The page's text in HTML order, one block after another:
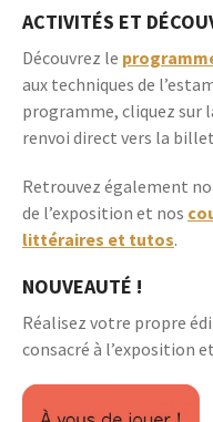
ACTIVITÉS ET
Découvrez le
aux techniques de
programme, cliquez sur
renvoi direct vers la
Retrouvez également
de l’exposition et nos
littéraires et tutos.
NOUVEAUTÉ !
Réalisez votre propre
consacré à l’exposition